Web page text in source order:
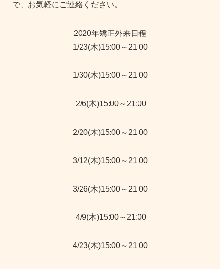
で、お気軽にご連絡ください。
2020年矯正外来日程
1/23(木)15:00～21:00
1/30(木)15:00～21:00
2/6(木)15:00～21:00
2/20(木)15:00～21:00
3/12(木)15:00～21:00
3/26(木)15:00～21:00
4/9(木)15:00～21:00
4/23(木)15:00～21:00